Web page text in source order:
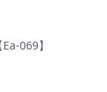
069】